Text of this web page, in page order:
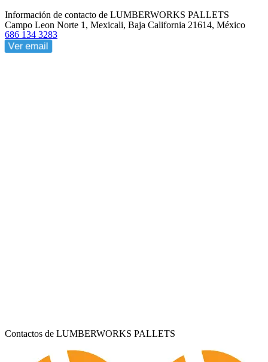
Información de contacto de LUMBERWORKS PALLETS
Campo Leon Norte 1, Mexicali, Baja California 21614, México
686 134 3283
Ver email
Contactos de LUMBERWORKS PALLETS